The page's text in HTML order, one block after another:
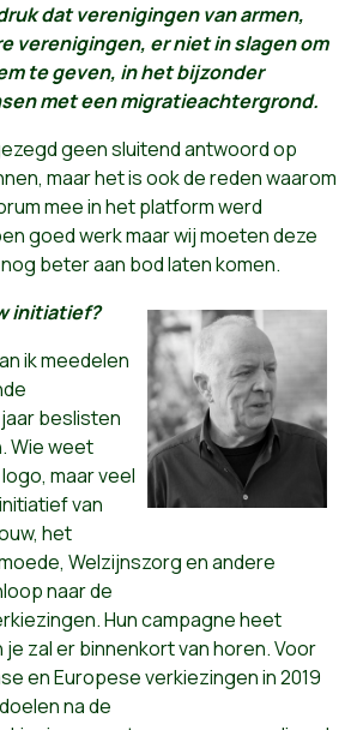
dat verenigingen van armen,
verenigingen, er niet in slagen om
te geven, in het bijzonder
met een migratieachtergrond.
geen sluitend antwoord op
maar het is ook de reden waarom
mee in het platform werd
goed werk maar wij moeten deze
beter aan bod laten komen.
initiatief?
ik meedelen
beslisten
Wie weet
maar veel
van
het
Welzijnszorg en andere
naar de
Hun campagne heet
zal er binnenkort van horen. Voor
en Europese verkiezingen in 2019
na de